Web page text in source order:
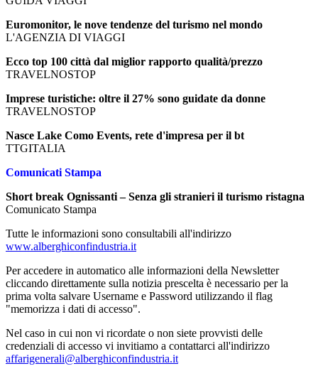
Euromonitor, le nove tendenze del turismo nel mondo
L'AGENZIA DI VIAGGI
Ecco top 100 città dal miglior rapporto qualità/prezzo
TRAVELNOSTOP
Imprese turistiche: oltre il 27% sono guidate da donne
TRAVELNOSTOP
Nasce Lake Como Events, rete d'impresa per il bt
TTGITALIA
Comunicati Stampa
Short break Ognissanti – Senza gli stranieri il turismo ristagna
Comunicato Stampa
Tutte le informazioni sono consultabili all'indirizzo
www.alberghiconfindustria.it
Per accedere in automatico alle informazioni della Newsletter
cliccando direttamente sulla notizia prescelta è necessario per la
prima volta salvare Username e Password utilizzando il flag
"memorizza i dati di accesso".
Nel caso in cui non vi ricordate o non siete provvisti delle
credenziali di accesso vi invitiamo a contattarci all'indirizzo
affarigenerali@alberghiconfindustria.it